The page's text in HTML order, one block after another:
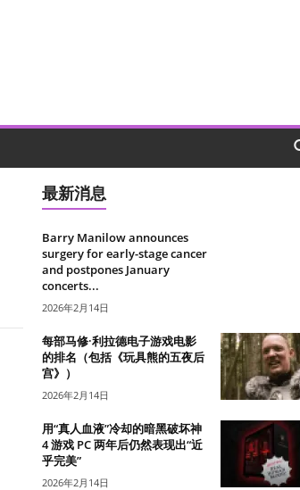
最新消息
Barry Manilow announces
surgery for early-stage cancer
and postpones January
concerts...
2026年2月14日
每部马修·利拉德电子游戏电影
的排名（包括《玩具熊的五夜后
宫》）
2026年2月14日
用“真人血液”冷却的暗黑破坏神
4 游戏 PC 两年后仍然表现出“近
乎完美”
2026年2月14日